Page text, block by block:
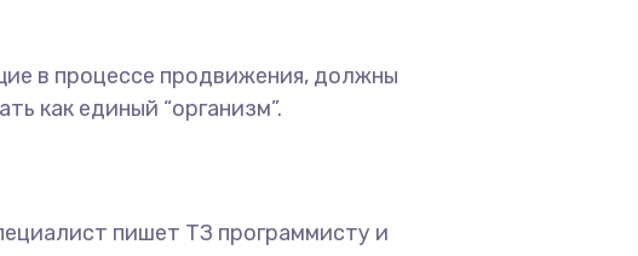
в процессе продвижения, должны
как единый “организм”.
пишет ТЗ программисту и